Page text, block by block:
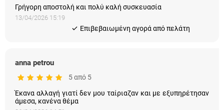
Γρήγορη αποστολή και πολύ καλή συσκευασία
13/04/2026 15:19
Eπιβεβαιωμένη αγορά από πελάτη
anna petrou
5 από 5
Έκανα αλλαγή γιατί δεν μου ταίριαζαν και με εξυπηρέτησαν
άμεσα, κανένα θέμα